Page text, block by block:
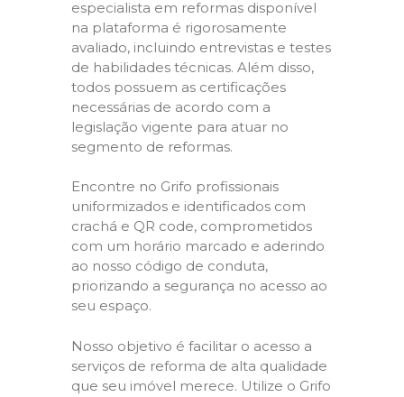
especialista em reformas disponível
na plataforma é rigorosamente
avaliado, incluindo entrevistas e testes
de habilidades técnicas. Além disso,
todos possuem as certificações
necessárias de acordo com a
legislação vigente para atuar no
segmento de reformas.
Encontre no Grifo profissionais
uniformizados e identificados com
crachá e QR code, comprometidos
com um horário marcado e aderindo
ao nosso código de conduta,
priorizando a segurança no acesso ao
seu espaço.
Nosso objetivo é facilitar o acesso a
serviços de reforma de alta qualidade
que seu imóvel merece. Utilize o Grifo